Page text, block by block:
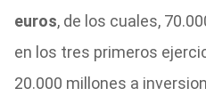
euros, de los cuales,
en los tres primeros
20.000 millones a